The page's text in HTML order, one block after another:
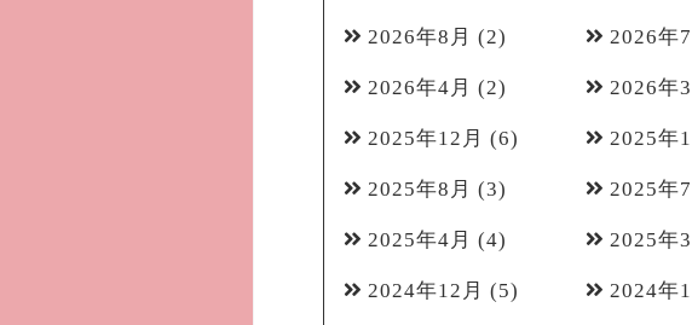
2026年8月 (2) 2026年7
2026年4月 (2) 2026年3
2025年12月 (6) 2025年
2025年8月 (3) 2025年7
2025年4月 (4) 2025年3
2024年12月 (5) 2024年